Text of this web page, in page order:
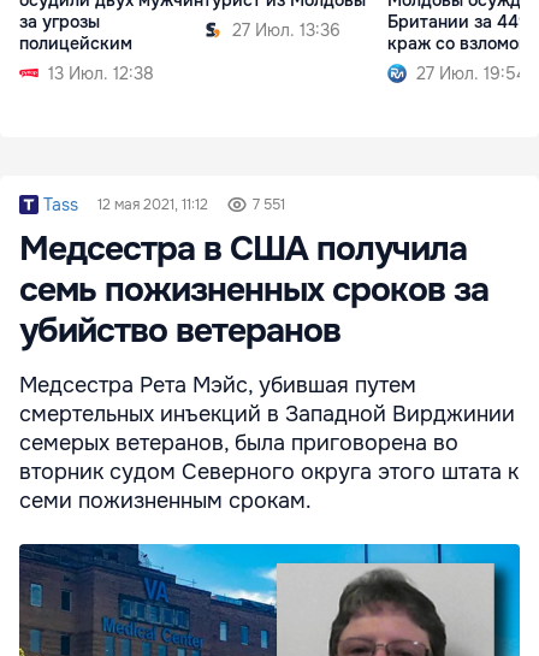
за угрозы
полицейским
13 Июл. 12:38
27 Июл. 13:36
Британии за 449
краж со взломом
27 Июл. 19:54
Tass 12 мая 2021, 11:12 7 551
Медсестра в США получила
семь пожизненных сроков за
убийство ветеранов
Медсестра Рета Мэйс, убившая путем
смертельных инъекций в Западной Вирджинии
семерых ветеранов, была приговорена во
вторник судом Северного округа этого штата к
семи пожизненным срокам.